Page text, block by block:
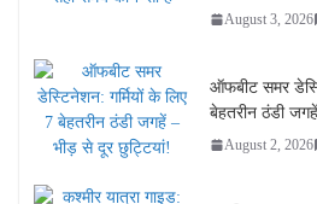
August 3, 2026
ऑफबीट समर
बेहतरीन ठंडी
August 2, 2026